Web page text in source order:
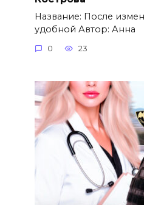
Название: После
удобной Автор: Анна
0 23